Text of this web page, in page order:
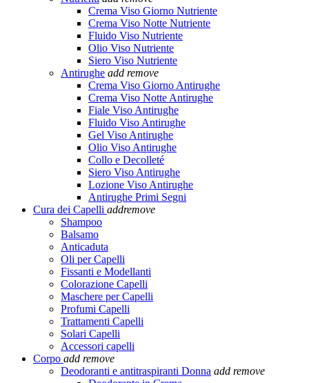
Crema Viso Giorno Nutriente
Crema Viso Notte Nutriente
Fluido Viso Nutriente
Olio Viso Nutriente
Siero Viso Nutriente
Antirughe add remove
Crema Viso Giorno Antirughe
Crema Viso Notte Antirughe
Fiale Viso Antirughe
Fluido Viso Antirughe
Gel Viso Antirughe
Olio Viso Antirughe
Collo e Decolleté
Siero Viso Antirughe
Lozione Viso Antirughe
Antirughe Primi Segni
Cura dei Capelli addremove
Shampoo
Balsamo
Anticaduta
Oli per Capelli
Fissanti e Modellanti
Colorazione Capelli
Maschere per Capelli
Profumi Capelli
Trattamenti Capelli
Solari Capelli
Accessori capelli
Corpo add remove
Deodoranti e antitraspiranti Donna add remove